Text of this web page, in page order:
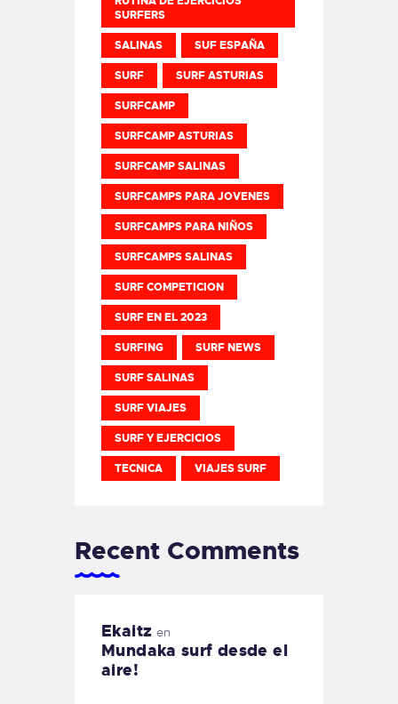
SURFERS
SALINAS SUF ESPAÑA
SURF SURF ASTURIAS
SURFCAMP
SURFCAMP ASTURIAS
SURFCAMP SALINAS
SURFCAMPS PARA JOVENES
SURFCAMPS PARA NIÑOS
SURFCAMPS SALINAS
SURF COMPETICION
SURF EN EL 2023
SURFING SURF NEWS
SURF SALINAS
SURF VIAJES
SURF Y EJERCICIOS
TECNICA VIAJES SURF
Recent Comments
Ekaitz en
Mundaka surf desde el
aire!